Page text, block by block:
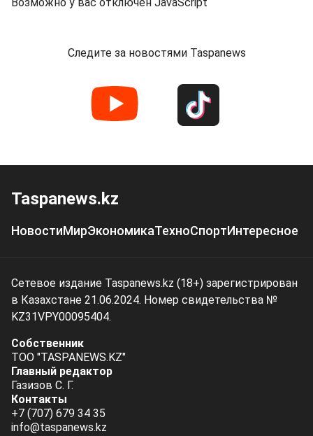
Следите за новостями Taspanews
Taspanews.kz
НовостиМирЭкономикаТехноСпортИнтересное
Сетевое издание Taspanews.kz (18+) зарегистрирован
в Казахстане 21.06.2024. Номер свидетельства №
KZ31VPY00095404.
Собственник
ТОО "TASPANEWS.KZ"
Главный редактор
Газизов С. Г.
Контакты
+7 (707) 679 34 35
info@taspanews.kz